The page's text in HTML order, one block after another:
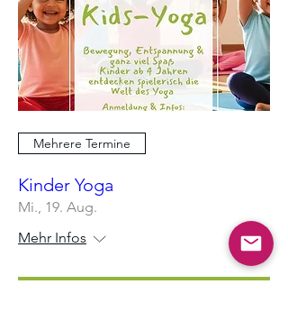
Mehrere Termine
Kinder Yoga
Mi., 19. Aug.
Mehr Infos